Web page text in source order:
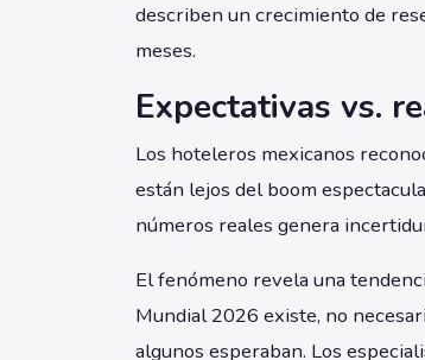
describen un crecimiento de
meses.
Expectativas vs.
Los hoteleros mexicanos
están lejos del boom
números reales genera
El fenómeno revela una
Mundial 2026 existe, no
algunos esperaban. Los